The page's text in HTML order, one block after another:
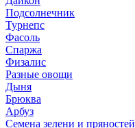
Подсолнечник
Турнепс
Фасоль
Спаржа
Физалис
Разные овощи
Дыня
Брюква
Арбуз
Семена зелени и пряностей